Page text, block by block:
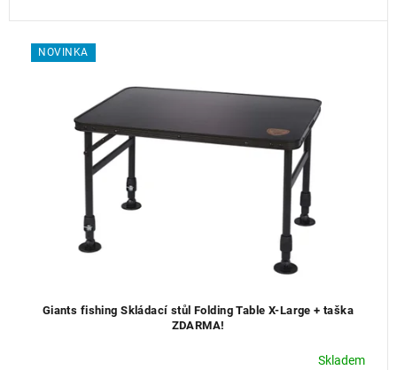
NOVINKA
Giants fishing Skládací stůl Folding Table X-Large + taška
ZDARMA!
Skladem